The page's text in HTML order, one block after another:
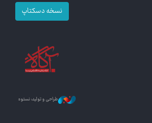
نسخه دسکتاپ
طراحی و تولید: نستوه